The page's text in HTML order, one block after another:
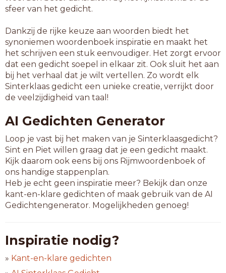
sfeer van het gedicht.
Dankzij de rijke keuze aan woorden biedt het
synoniemen woordenboek inspiratie en maakt het
het schrijven een stuk eenvoudiger. Het zorgt ervoor
dat een gedicht soepel in elkaar zit. Ook sluit het aan
bij het verhaal dat je wilt vertellen. Zo wordt elk
Sinterklaas gedicht een unieke creatie, verrijkt door
de veelzijdigheid van taal!
AI Gedichten Generator
Loop je vast bij het maken van je Sinterklaasgedicht?
Sint en Piet willen graag dat je een gedicht maakt.
Kijk daarom ook eens bij ons Rijmwoordenboek of
ons handige stappenplan.
Heb je echt geen inspiratie meer? Bekijk dan onze
kant-en-klare gedichten of maak gebruik van de AI
Gedichtengenerator. Mogelijkheden genoeg!
Inspiratie nodig?
» Kant-en-klare gedichten